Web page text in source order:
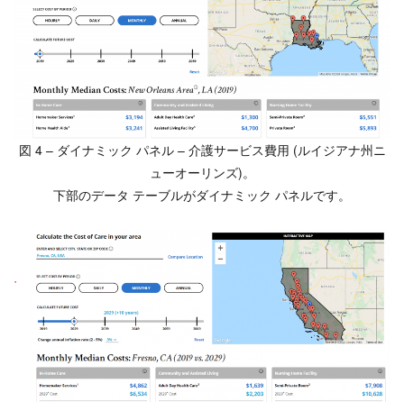
図 4 – ダイナミック パネル – 介護サービス費用 (ルイジアナ州ニ
ューオーリンズ)。
下部のデータ テーブルがダイナミック パネルです。